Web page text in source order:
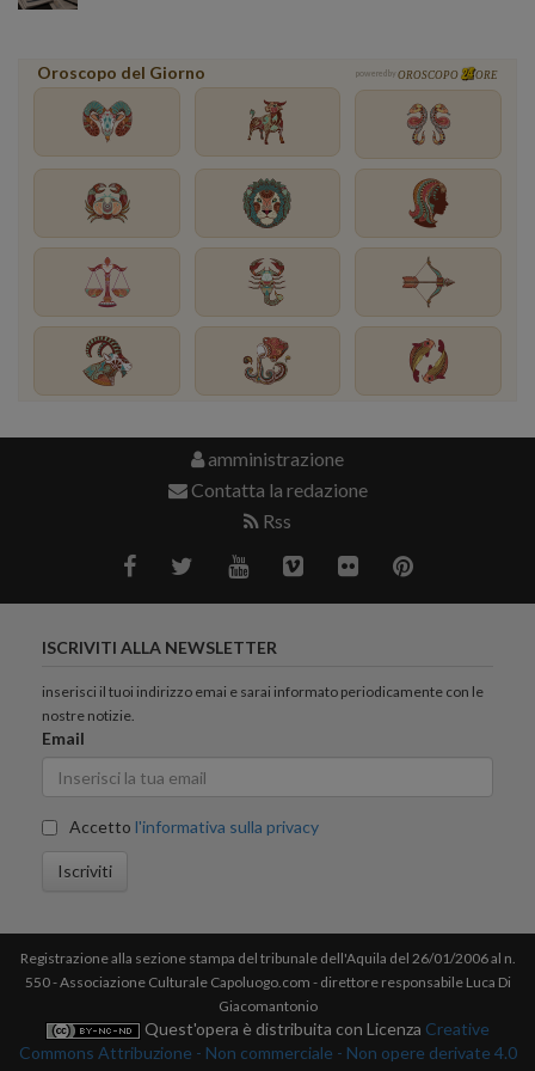
Oroscopo del Giorno powered by OROSCOPO ORE
amministrazione
Contatta la redazione
Rss
ISCRIVITI ALLA NEWSLETTER
inserisci il tuoi indirizzo emai e sarai informato periodicamente con le
nostre notizie.
Email
Accetto l'informativa sulla privacy
Iscriviti
Registrazione alla sezione stampa del tribunale dell'Aquila del 26/01/2006 al n.
550 - Associazione Culturale Capoluogo.com - direttore responsabile Luca Di
Giacomantonio
Quest'opera è distribuita con Licenza Creative
Commons Attribuzione - Non commerciale - Non opere derivate 4.0